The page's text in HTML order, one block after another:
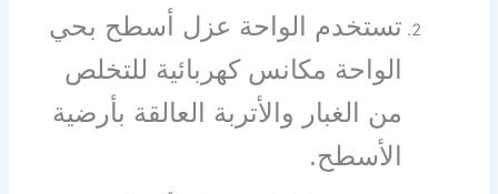
تستخدم الواحة عزل أسطح بحي
الواحة مكانس كهربائية للتخلص
من الغبار والأتربة العالقة بأرضية
الأسطح.